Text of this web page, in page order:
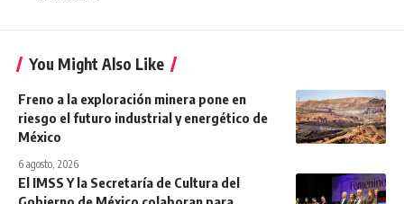
You Might Also Like
Freno a la exploración minera pone en
riesgo el futuro industrial y energético de
México
6 agosto, 2026
El IMSS Y la Secretaría de Cultura del